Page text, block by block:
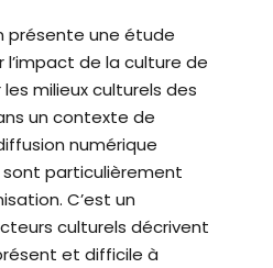
une étude
de la culture de
milieux culturels des
un contexte de
numérique
particulièrement
C’est un
culturels décrivent
et difficile à